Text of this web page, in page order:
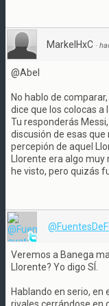
MarkelHxC ·
@Abel
No hablo de
dice que los colocas a
Tu responderás
discusión de esas que
percepión de aquel
Llorente era algo
he visto, pero quizás
Veremos a Banega
Llorente? Yo digo SÍ.
Hablando en serio, en